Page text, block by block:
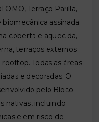
OMO, Terraço Parilla,
assinada
coberta e aquecida,
terraços externos
Todas as áreas
e decoradas. O
pelo Bloco
nativas, incluindo
e em risco de